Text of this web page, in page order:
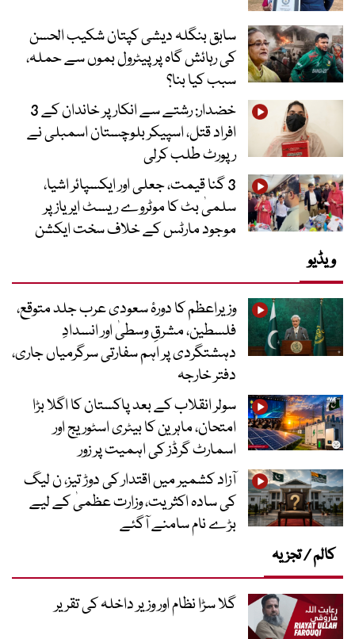
سابق بنگلہ دیشی کپتان شکیب الحسن
کی رہائش گاہ پر پیٹرول بموں سے حملہ،
سبب کیا بنا؟
خضدار: رشتے سے انکار پر خاندان کے 3
افراد قتل، اسپیکر بلوچستان اسمبلی نے
رپورٹ طلب کرلی
3 گنا قیمت، جعلی اور ایکسپائر اشیا،
سلمیٰ بٹ کا موٹروے ریسٹ ایریاز پر
موجود مارٹس کے خلاف سخت ایکشن
ویڈیو
وزیراعظم کا دورۂ سعودی عرب جلد متوقع،
فلسطین، مشرقِ وسطیٰ اور انسدادِ
دہشتگردی پر اہم سفارتی سرگرمیاں جاری،
دفتر خارجہ
سولر انقلاب کے بعد پاکستان کا اگلا بڑا
امتحان، ماہرین کا بیٹری اسٹوریج اور
اسمارٹ گرڈز کی اہمیت پر زور
آزاد کشمیر میں اقتدار کی دوڑ تیز، ن لیگ
کی سادہ اکثریت، وزارت عظمیٰ کے لیے
بڑے نام سامنے آگئے
کالم / تجزیہ
گلا سڑا نظام اور وزیر داخلہ کی تقریر